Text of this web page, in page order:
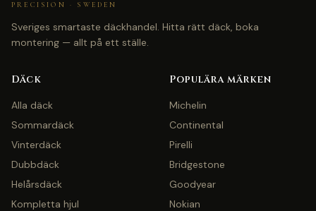
PRECISION · SWEDEN
Sveriges smartaste däckhandel. Hitta rätt däck, boka
montering — allt på ett ställe.
Däck
Alla däck
Sommardäck
Vinterdäck
Dubbdäck
Helårsdäck
Kompletta hjul
Populära märken
Michelin
Continental
Pirelli
Bridgestone
Goodyear
Nokian